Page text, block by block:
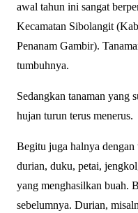
awal tahun ini sangat
Kecamatan Sibolangit
Penanam Gambir).
tumbuhnya.
Sedangkan tanaman yang
hujan turun terus menerus.
Begitu juga halnya dengan
durian, duku, petai,
yang menghasilkan buah.
sebelumnya. Durian,